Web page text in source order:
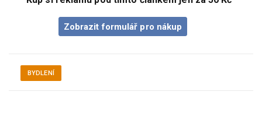
Zobrazit formulář pro nákup
BYDLENÍ